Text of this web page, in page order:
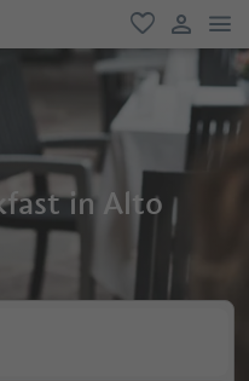
favoriti
user link
in Alto